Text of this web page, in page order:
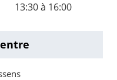
13:30 à 16:00